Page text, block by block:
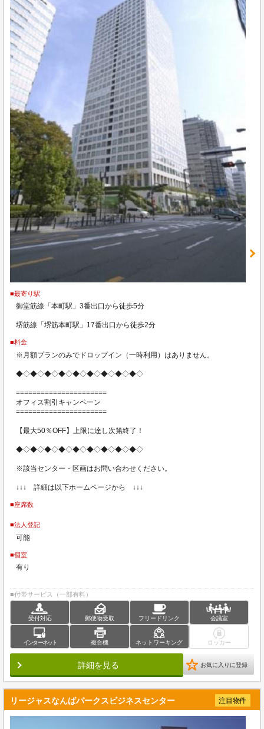
■最寄り駅
御堂筋線「本町駅」3番出口から徒歩5分
堺筋線「堺筋本町駅」17番出口から徒歩2分
■料金
※月額プランのみでドロップイン（一時利用）はありません。
◆◇◆◇◆◇◆◇◆◇◆◇◆◇◆◇◆◇
======================
オフィス割引キャンペーン
======================
【最大50％OFF】上限に達し次第終了！
◆◇◆◇◆◇◆◇◆◇◆◇◆◇◆◇◆◇
※該当センター・区画はお問い合わせください。
↓↓↓ 詳細は以下ホームページから ↓↓↓
■座席数
■法人登記
可能
■個室
有り
■付帯サービス（一部有料）
受付対応 郵便物受取 フリードリンク 会議室
インターネット 複合機 ネットワーキング ロッカー
詳細を見る お気に入りに登録
リージャスなんばパークスビジネスセンター 注目物件